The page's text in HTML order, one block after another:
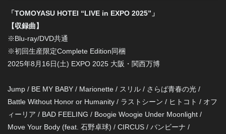
「TOMOYASU HOTEI “LIVE in EXPO 2025”」
【収録曲】
※Blu-ray/DVD共通
※初回生産限定Complete Edition同梱
2025年8月16日(土) EXPO 2025 大阪・関西万博
Jump / BE MY BABY / Marionette / スリル / さらば青春の光 /
Battle Without Honor or Humanity / ラストシーン / ヒトコト / オフ
ィーリア / BAD FEELING / Boogie Woogie Under Moonlight /
Move Your Body (feat. 石野卓球) / CIRCUS / バンビーナ /